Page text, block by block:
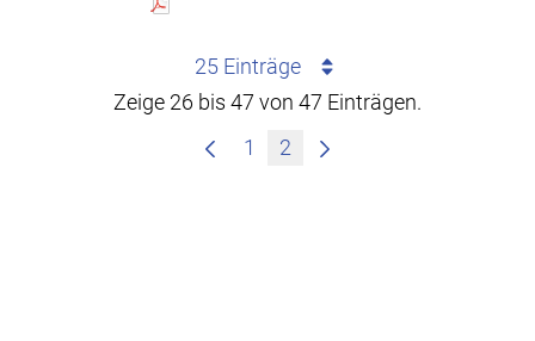
25 Einträge
Zeige 26 bis 47 von 47 Einträgen.
1
2